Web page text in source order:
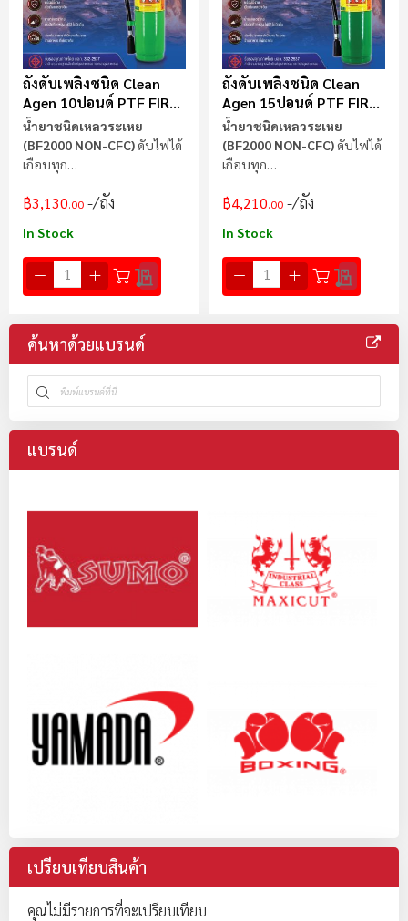
ถังดับเพลิงชนิด Clean
Agen 10ปอนด์ PTF FIRE
( สีเขียว)
น้ำยาชนิดเหลวระเหย
(BF2000 NON-CFC) ดับไฟได้
เกือบทุก
K
฿3,130.00 /ถัง
In Stock
ถังดับเพลิงชนิด Clean
Agen 15ปอนด์ PTF FIRE
(สีเขียว)
น้ำยาชนิดเหลวระเหย
(BF2000 NON-CFC) ดับไฟได้
เกือบทุก
K
฿4,210.00 /ถัง
In Stock
ค้นหาด้วยแบรนด์
แบรนด์
เปรียบเทียบสินค้า
คุณไม่มีรายการที่จะเปรียบเทียบ